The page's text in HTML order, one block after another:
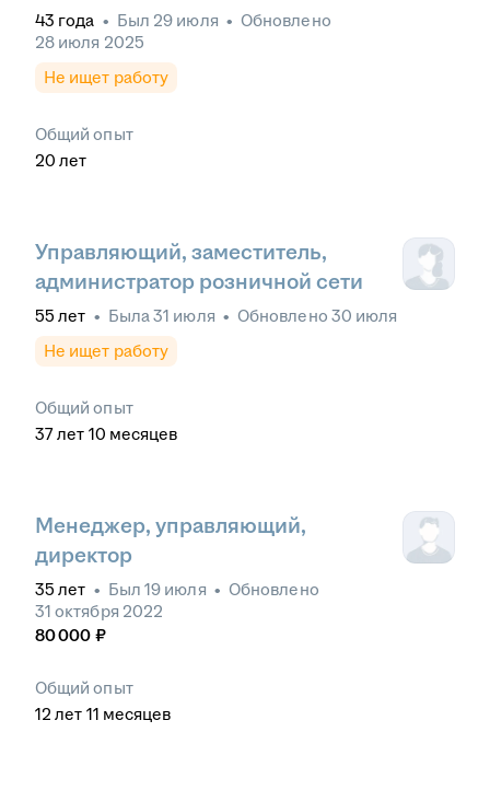
43 года • Был 29 июля • Обновлено
28 июля 2025
Не ищет работу
Общий опыт
20 лет
Управляющий, заместитель,
администратор розничной сети
55 лет • Была31 июля • Обновлено 30 июля
Не ищет работу
Общий опыт
37лет 10 месяцев
Менеджер, управляющий,
директор
35 лет • Был 19 июля • Обновлено
31 октября 2022
80 000 ₽
Общий опыт
12 лет 11 месяцев